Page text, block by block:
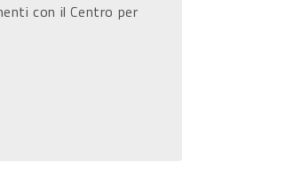
con il Centro per